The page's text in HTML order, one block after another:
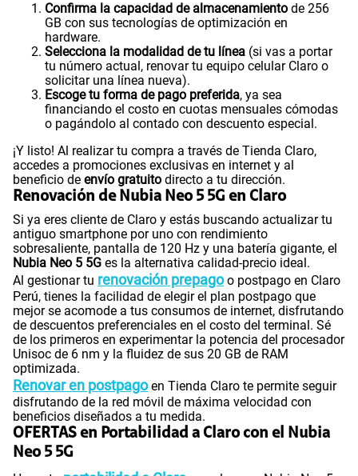
Confirma la capacidad de almacenamiento de 256
GB con sus tecnologías de optimización en
hardware.
Selecciona la modalidad de tu línea (si vas a portar
tu número actual, renovar tu equipo celular Claro o
solicitar una línea nueva).
Escoge tu forma de pago preferida, ya sea
financiando el costo en cuotas mensuales cómodas
o pagándolo al contado con descuento especial.
¡Y listo! Al realizar tu compra a través de Tienda Claro,
accedes a promociones exclusivas en internet y al
beneficio de envío gratuito directo a tu dirección.
Renovación de Nubia Neo 5 5G en Claro
Si ya eres cliente de Claro y estás buscando actualizar tu
antiguo smartphone por uno con rendimiento
sobresaliente, pantalla de 120 Hz y una batería gigante, el
Nubia Neo 5 5G es la alternativa calidad-precio ideal.
Al gestionar tu renovación prepagoo postpago en Claro
Perú, tienes la facilidad de elegir el plan postpago que
mejor se acomode a tus consumos de internet, disfrutando
de descuentos preferenciales en el costo del terminal. Sé
de los primeros en experimentar la potencia del procesador
Unisoc de 6 nm y la fluidez de sus 20 GB de RAM
optimizada.
Renovar en postpagoen Tienda Claro te permite seguir
disfrutando de la red móvil de máxima velocidad con
beneficios diseñados a tu medida.
OFERTAS en Portabilidad a Claro con el Nubia
Neo 5 5G